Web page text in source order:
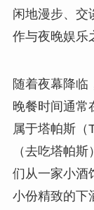
闲地漫步、交
作与夜晚娱乐
随着夜幕降临
晚餐时间通常
属于塔帕斯（
（去吃塔帕
们从一家小酒
小份精致的下